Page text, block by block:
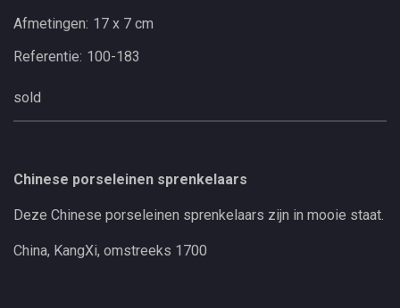
Afmetingen: 17 x 7 cm
Referentie: 100-183
sold
Chinese porseleinen sprenkelaars
Deze Chinese porseleinen sprenkelaars zijn in mooie staat.
China, KangXi, omstreeks 1700